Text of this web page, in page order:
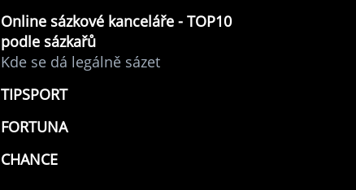
Online sázkové kanceláře - TOP10
podle sázkařů
Kde se dá legálně sázet
TIPSPORT
FORTUNA
CHANCE